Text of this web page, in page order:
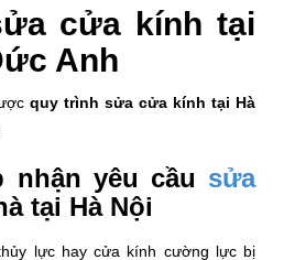
cửa kính tại
Anh
quy trình sửa cửa kính tại Hà
nhận yêu cầu sửa
tại Hà Nội
lực hay cửa kính cường lực bị